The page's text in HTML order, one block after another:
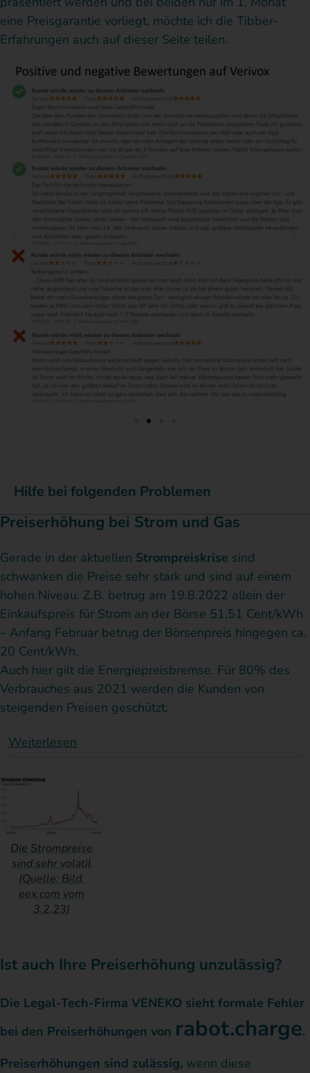
eine Preisgarantie vorliegt, möchte ich die Tibber-
Erfahrungen auch auf dieser Seite teilen.
Hilfe bei folgenden Problemen
Preiserhöhung bei Strom und Gas
Gerade in der aktuellen Strompreiskrise sind
schwanken die Preise sehr stark und sind auf einem
hohen Niveau. Z.B. betrug am 19.8.2022 allein der
Einkaufspreis für Strom an der Börse 51,51 Cent/kWh
– Anfang Februar betrug der Börsenpreis hingegen ca.
20 Cent/kWh.
Auch hier gilt die Energiepreisbremse. Für 80% des
Verbrauches aus 2021 werden die Kunden von
steigenden Preisen geschützt.
Weiterlesen
Die Strompreise
sind sehr volatil
(Quelle: Bild,
eex.com vom
3.2.23)
Ist auch Ihre Preiserhöhung unzulässig?
Die Legal-Tech-Firma VENEKO sieht formale Fehler
bei den Preiserhöhungen von rabot.charge.
Preiserhöhungen sind zulässig, wenn diese